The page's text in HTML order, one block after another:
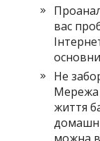
вас
Не
Мережа
життя